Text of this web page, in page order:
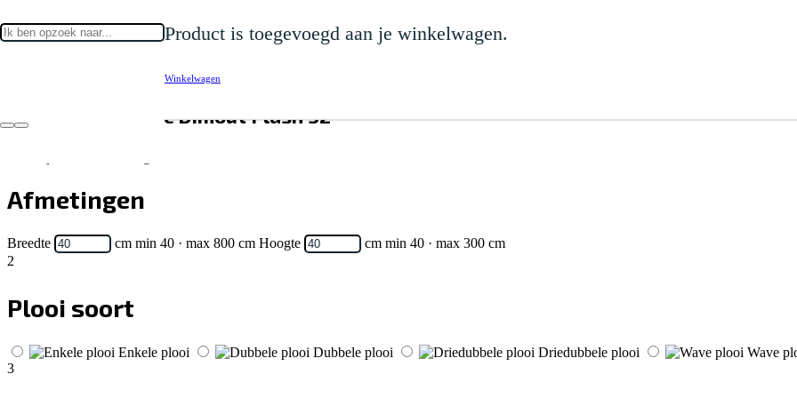
Product is toegevoegd aan je winkelwagen.
Winkelwagen
Home
Gordijnen
Overgordijn Basic Dimout Plash 52
Afmetingen
Breedte cm min 40 · max 800 cm Hoogte cm min 40 · max 300 cm
2
Plooi soort
Enkele plooi Dubbele plooi Driedubbele plooi
Wave
3